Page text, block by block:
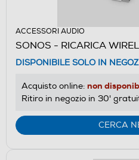
ACCESSORI AUDIO
SONOS - RICARICA
DISPONIBILE SOLO IN
Acquisto online: non
Ritiro in negozio in 30'
CERCA